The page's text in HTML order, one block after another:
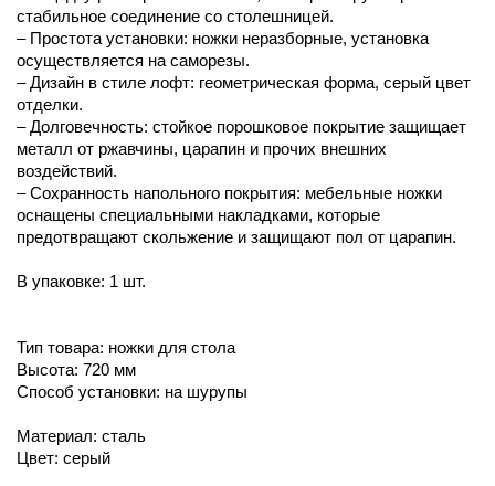
стабильное соединение со столешницей.
– Простота установки: ножки неразборные, установка
осуществляется на саморезы.
– Дизайн в стиле лофт: геометрическая форма, серый цвет
отделки.
– Долговечность: стойкое порошковое покрытие защищает
металл от ржавчины, царапин и прочих внешних
воздействий.
– Сохранность напольного покрытия: мебельные ножки
оснащены специальными накладками, которые
предотвращают скольжение и защищают пол от царапин.
В упаковке: 1 шт.
Тип товара: ножки для стола
Высота: 720 мм
Способ установки: на шурупы
Материал: сталь
Цвет: серый